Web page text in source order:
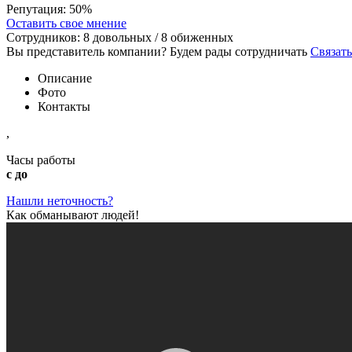
Репутация: 50%
Оставить свое мнение
Сотрудников: 8 довольных /8 обиженных
Вы представитель компании? Будем рады сотрудничать
Описание
Фото
Контакты
,
Часы работы
с до
Нашли неточность?
Как обманывают людей!